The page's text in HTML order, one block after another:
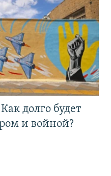
долго будет
и войной?